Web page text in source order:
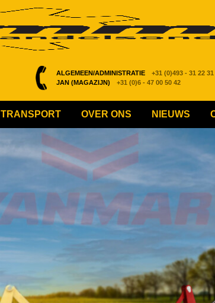
ALGEMEEN/ADMINISTRATIE +31 (0)493 - 31 22 31
JAN (MAGAZIJN)
+31 (0)6 - 47 00 50 42
TRANSPORT OVER ONS NIEUWS